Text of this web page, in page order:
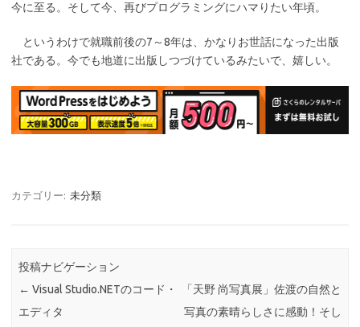
今に至る。そして今、再びプログラミングにハマりたい年頃。
というわけで就職前後の7～8年は、かなりお世話になった出版
社である。今でも地道に出版しつづけているみたいで、嬉しい。
カテゴリー: 未分類
投稿ナビゲーション
← Visual Studio.NETのコード・
エディタ
「天野 尚写真展」佐渡の自然と
写真の素晴らしさに感動！そし